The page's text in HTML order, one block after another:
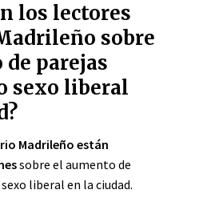
los lectores
sobre
parejas
sexo liberal
Madrileño están
sobre el aumento de
liberal en la ciudad.